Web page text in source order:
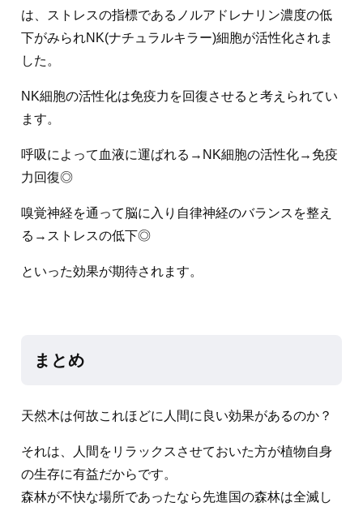
は、ストレスの指標であるノルアドレナリン濃度の低
下がみられNK(ナチュラルキラー)細胞が活性化されま
した。
NK細胞の活性化は免疫力を回復させると考えられてい
ます。
呼吸によって血液に運ばれる→NK細胞の活性化→免疫
力回復◎
嗅覚神経を通って脳に入り自律神経のバランスを整え
る→ストレスの低下◎
といった効果が期待されます。
まとめ
天然木は何故これほどに人間に良い効果があるのか？
それは、人間をリラックスさせておいた方が植物自身
の生存に有益だからです。
森林が不快な場所であったなら先進国の森林は全滅し